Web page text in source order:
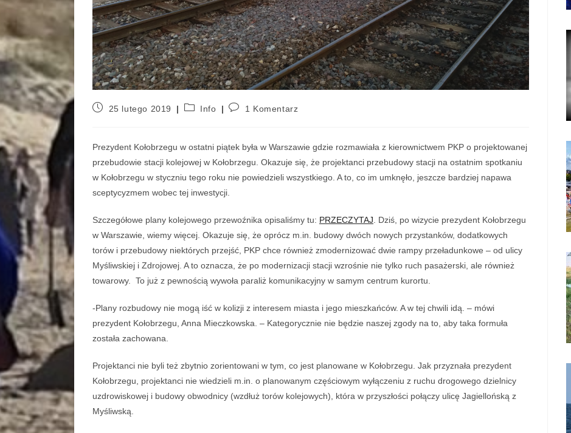
25 lutego 2019 Info 1 Komentarz
Prezydent Kołobrzegu w ostatni piątek była w Warszawie gdzie rozmawiała z kierownictwem PKP o projektowanej
przebudowie stacji kolejowej w Kołobrzegu. Okazuje się, że projektanci przebudowy stacji na ostatnim spotkaniu
w Kołobrzegu w styczniu tego roku nie powiedzieli wszystkiego. A to, co im umknęło, jeszcze bardziej napawa
sceptycyzmem wobec tej inwestycji.
Szczegółowe plany kolejowego przewoźnika opisaliśmy tu: PRZECZYTAJ . Dziś, po wizycie prezydent Kołobrzegu
w Warszawie, wiemy więcej. Okazuje się, że oprócz m.in. budowy dwóch nowych przystanków, dodatkowych
torów i przebudowy niektórych przejść, PKP chce również zmodernizować dwie rampy przeładunkowe – od ulicy
Myśliwskiej i Zdrojowej. A to oznacza, że po modernizacji stacji wzrośnie nie tylko ruch pasażerski, ale również
towarowy. To już z pewnością wywoła paraliż komunikacyjny w samym centrum kurortu.
-Plany rozbudowy nie mogą iść w kolizji z interesem miasta i jego mieszkańców. A w tej chwili idą. – mówi
prezydent Kołobrzegu, Anna Mieczkowska. – Kategorycznie nie będzie naszej zgody na to, aby taka formuła
została zachowana.
Projektanci nie byli też zbytnio zorientowani w tym, co jest planowane w Kołobrzegu. Jak przyznała prezydent
Kołobrzegu, projektanci nie wiedzieli m.in. o planowanym częściowym wyłączeniu z ruchu drogowego dzielnicy
uzdrowiskowej i budowy obwodnicy (wzdłuż torów kolejowych), która w przyszłości połączy ulicę Jagiellońską z
Myśliwską.